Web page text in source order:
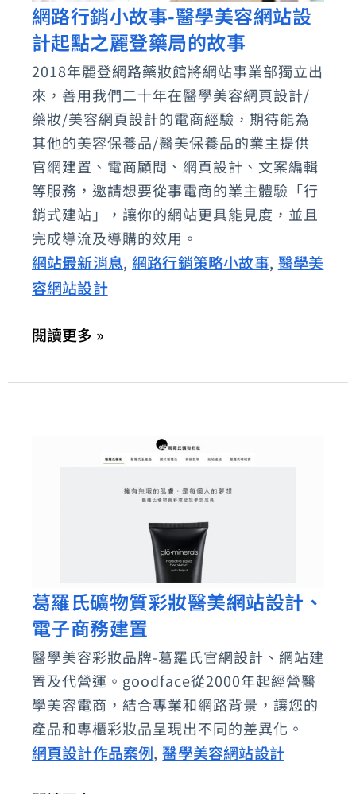
網路行銷小故事-醫學美容網站設
計起點之麗登藥局的故事
2018年麗登網路藥妝館將網站事業部獨立出
來，善用我們二十年在醫學美容網頁設計/
藥妝/美容網頁設計的電商經驗，期待能為
其他的美容保養品/醫美保養品的業主提供
官網建置、電商顧問、網頁設計、文案編輯
等服務，邀請想要從事電商的業主體驗「行
銷式建站」，讓你的網站更具能見度，並且
完成導流及導購的效用。
網站最新消息, 網路行銷策略小故事, 醫學美
容網站設計
網
路
行
銷
小
故
事-
醫
學
美
容
網
設
故
事
閱讀更多 »
葛羅氏礦物質彩妝醫美網站設計、
電子商務建置
醫學美容彩妝品牌-葛羅氏官網設計、網站建
置及代營運。goodface從2000年起經營醫
學美容電商，結合專業和網路背景，讓您的
產品和專櫃彩妝品呈現出不同的差異化。
網頁設計作品案例,醫學美容網站設計
葛
羅
氏
礦
物
質
彩